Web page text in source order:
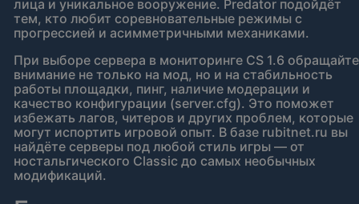
лица и уникальное вооружение. Predator подойдёт
тем, кто любит соревновательные режимы с
прогрессией и асимметричными механиками.
При выборе сервера в мониторинге CS 1.6 обращайте
внимание не только на мод, но и на стабильность
работы площадки, пинг, наличие модерации и
качество конфигурации (server.cfg). Это поможет
избежать лагов, читеров и других проблем, которые
могут испортить игровой опыт. В базе rubitnet.ru вы
найдёте серверы под любой стиль игры — от
ностальгического Classic до самых необычных
модификаций.